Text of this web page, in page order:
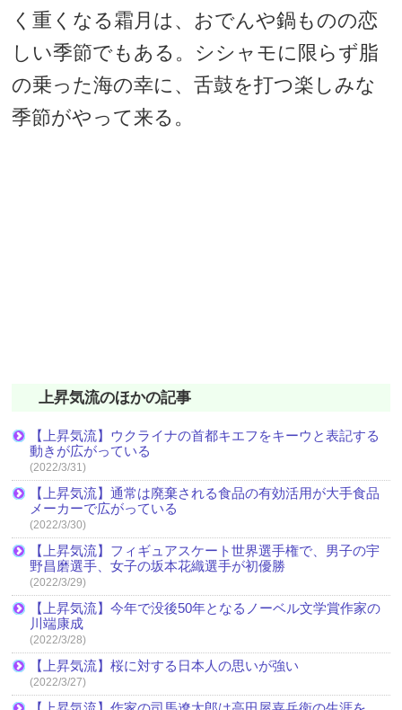
く重くなる霜月は、おでんや鍋ものの恋
しい季節でもある。シシャモに限らず脂
の乗った海の幸に、舌鼓を打つ楽しみな
季節がやって来る。
上昇気流のほかの記事
【上昇気流】ウクライナの首都キエフをキーウと表記する
動きが広がっている
(2022/3/31)
【上昇気流】通常は廃棄される食品の有効活用が大手食品
メーカーで広がっている
(2022/3/30)
【上昇気流】フィギュアスケート世界選手権で、男子の宇
野昌磨選手、女子の坂本花織選手が初優勝
(2022/3/29)
【上昇気流】今年で没後50年となるノーベル文学賞作家の
川端康成
(2022/3/28)
【上昇気流】桜に対する日本人の思いが強い
(2022/3/27)